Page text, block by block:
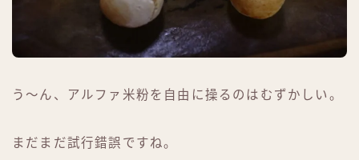
う〜ん、アルファ米粉を自由に操るのはむずかしい。
まだまだ試行錯誤ですね。